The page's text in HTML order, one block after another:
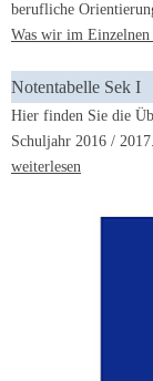
berufliche
Was wir im Einzelnen
Notentabelle Sek I
Hier finden Sie die
Schuljahr 2016 / 2017.
weiterlesen